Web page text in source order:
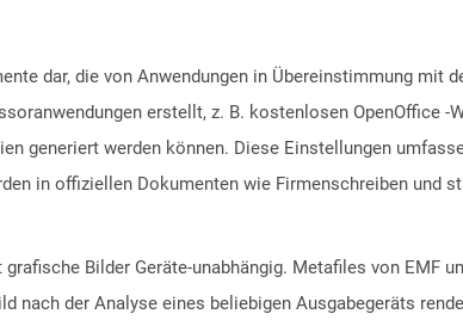
dar, die von Anwendungen in Übereinstimmung mit
erstellt, z. B. kostenlosen OpenOffice -
generiert werden können. Diese Einstellungen
in offiziellen Dokumenten wie Firmenschreiben und
Bilder Geräte-unabhängig. Metafiles von EMF
nach der Analyse eines beliebigen Ausgabegeräts